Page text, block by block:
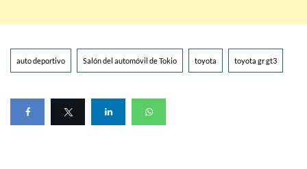
auto deportivo Salón del automóvil de Tokio toyota toyota gr gt3